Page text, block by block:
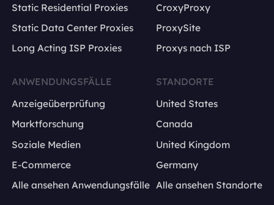
Static Residential Proxies
Static Data Center Proxies
Long Acting ISP Proxies
CroxyProxy
ProxySite
Proxys nach ISP
ANWENDUNGSFÄLLE
Anzeigeüberprüfung
Marktforschung
Soziale Medien
E-Commerce
Alle ansehen Anwendungsfälle
STANDORTE
United States
Canada
United Kingdom
Germany
Alle ansehen Standorte